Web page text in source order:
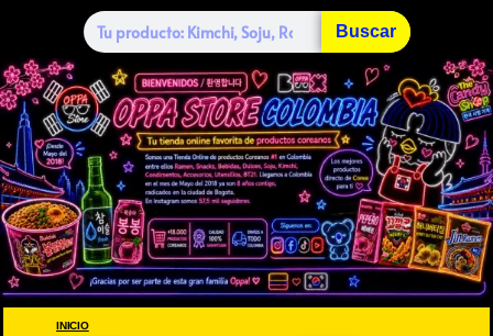
Buscar
INICIO